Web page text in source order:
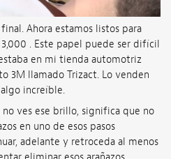
Ahora estamos listos para
. Este papel puede ser difícil
en mi tienda automotriz
3M llamado Trizact. Lo venden
increíble.
no ves ese brillo, significa que no
en uno de esos pasos
adelante y retroceda al menos